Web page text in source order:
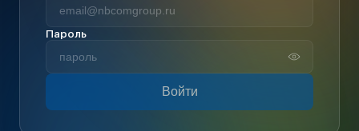
Пароль
Войти